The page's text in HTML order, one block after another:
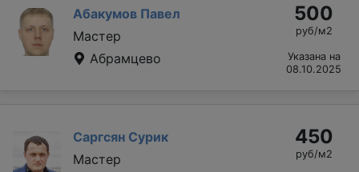
Абакумов Павел
Мастер
Абрамцево
500
руб/м2
Указана на
08.10.2025
Саргсян Сурик
Мастер
450
руб/м2